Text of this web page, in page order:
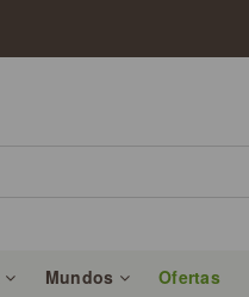
Mundos Ofertas